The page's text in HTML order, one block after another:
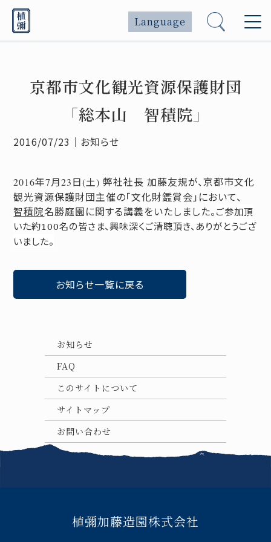
Language
京都市文化観光資源保護財団
「総本山 智積院」
2016/07/23 ｜ お知らせ
2016年7月23日(土) 弊社社長 加藤友規が、京都市文化
観光資源保護財団主催の「文化財鑑賞会」において、
智積院名勝庭園に関する講義をいたしました。ご参加頂
いた約100名の皆さま、興味深くご清聴頂き、ありがとうござ
いました。
お知らせ一覧に戻る
お知らせ
FAQ
このサイトについて
サイトマップ
お問い合わせ
植彌加藤造園株式会社